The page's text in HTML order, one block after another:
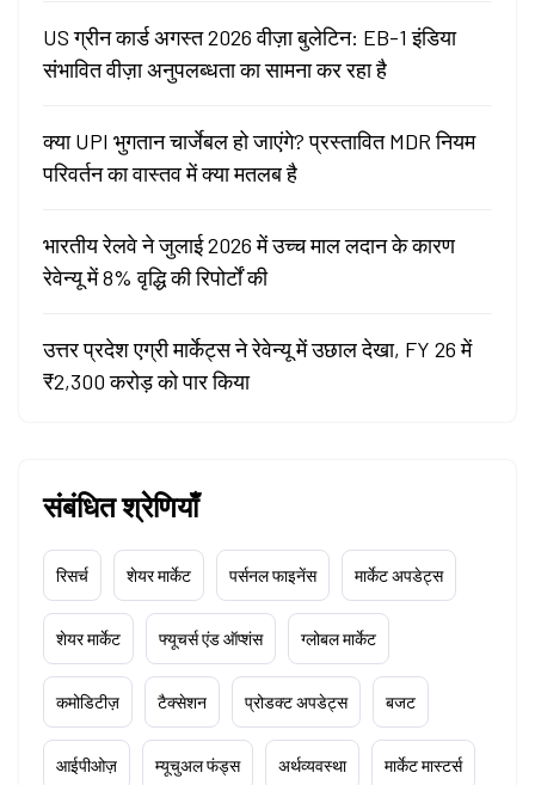
US ग्रीन कार्ड अगस्त 2026 वीज़ा बुलेटिन: EB-1 इंडिया
संभावित वीज़ा अनुपलब्धता का सामना कर रहा है
क्या UPI भुगतान चार्जेबल हो जाएंगे? प्रस्तावित MDR नियम
परिवर्तन का वास्तव में क्या मतलब है
भारतीय रेलवे ने जुलाई 2026 में उच्च माल लदान के कारण
रेवेन्यू में 8% वृद्धि की रिपोर्टों की
उत्तर प्रदेश एग्री मार्केट्स ने रेवेन्यू में उछाल देखा, FY 26 में
₹2,300 करोड़ को पार किया
संबंधित श्रेणियाँ
रिसर्च शेयर मार्केट पर्सनल फाइनेंस मार्केट अपडेट्स
शेयर मार्केट फ्यूचर्स एंड ऑप्शंस ग्लोबल मार्केट
कमोडिटीज़ टैक्सेशन प्रोडक्ट अपडेट्स बजट
आईपीओज़ म्यूचुअल फंड्स अर्थव्यवस्था मार्केट मास्टर्स